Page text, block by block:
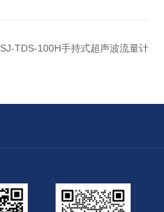
SJ-TDS-100H手持式超声波流量计